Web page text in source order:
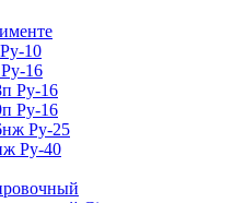
10
16
Ру-16
Ру-16
Ру-25
Ру-40